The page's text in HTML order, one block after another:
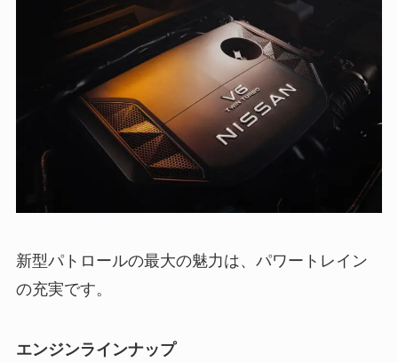
新型パトロールの最大の魅力は、パワートレイン
の充実です。
エンジンラインナップ